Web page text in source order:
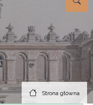
Strona główna